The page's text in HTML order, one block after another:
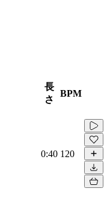
長
さ
BPM
0:40 120